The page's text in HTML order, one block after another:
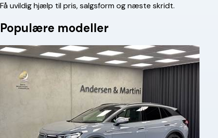
Få uvildig hjælp til pris, salgsform og næste skridt.
Populære modeller